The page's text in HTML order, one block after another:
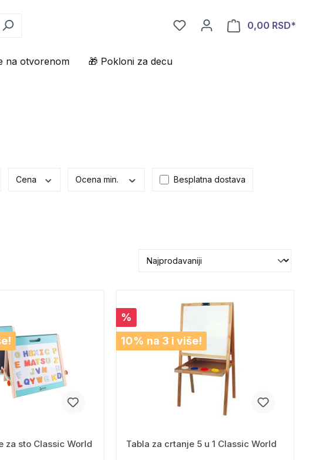
0,00 RSD*
na otvorenom 🎁 Pokloni za decu
Cena Ocena min. Besplatna dostava
za sto Classic World
%
10% na 3 i više!
Tabla za crtanje 5 u 1 Classic World